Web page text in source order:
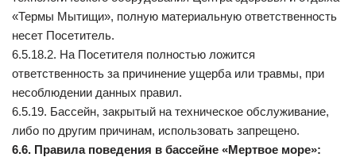
«Термы Мытищи», полную материальную ответственность
несет Посетитель.
6.5.18.2. На Посетителя полностью ложится
ответственность за причинение ущерба или травмы, при
несоблюдении данных правил.
6.5.19. Бассейн, закрытый на техническое обслуживание,
либо по другим причинам, использовать запрещено.
6.6. Правила поведения в бассейне «Мертвое море»: